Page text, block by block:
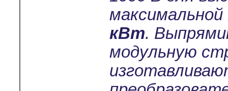
кВт.
модульную